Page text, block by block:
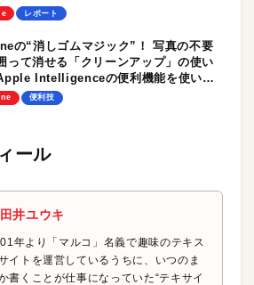
レポート
の“消しゴムマジック”！ 写真の不要
って消せる「クリーンアップ」の使い
Intelligenceの便利機能を使いこ
便利技
ール
井ユウキ
年より「マルコ」名義で趣味のテキス
イトを運営しているうちに、いつのま
書くことが仕事になっていた“テキサイ